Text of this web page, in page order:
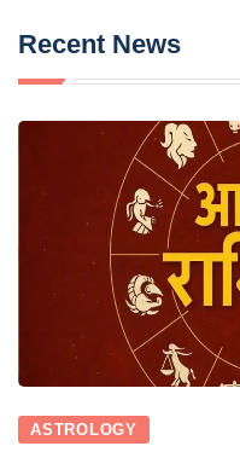
Recent News
ASTROLOGY